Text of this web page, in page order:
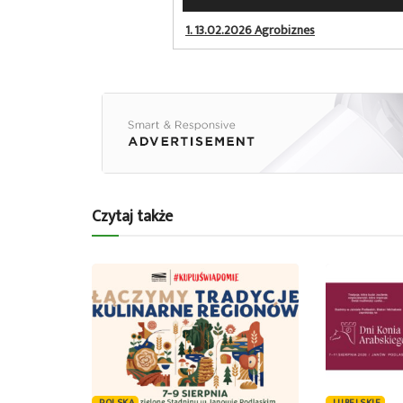
dźwiękowych
1.13.02.2026 Agrobiznes
Czytaj także